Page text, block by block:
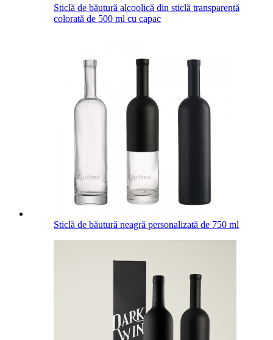
Sticlă de băutură alcoolică din sticlă transparentă
colorată de 500 ml cu capac
Sticlă de băutură neagră personalizată de 750 ml